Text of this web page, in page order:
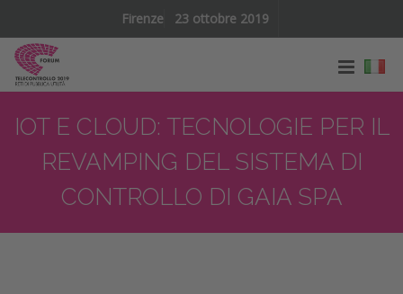
Firenze 23 ottobre 2019
IOT E CLOUD: TECNOLOGIE PER IL
REVAMPING DEL SISTEMA DI
CONTROLLO DI GAIA SPA